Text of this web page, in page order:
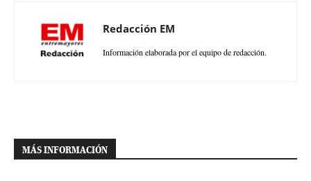
Redacción EM
Información elaborada por el equipo de redacción.
MÁS INFORMACIÓN